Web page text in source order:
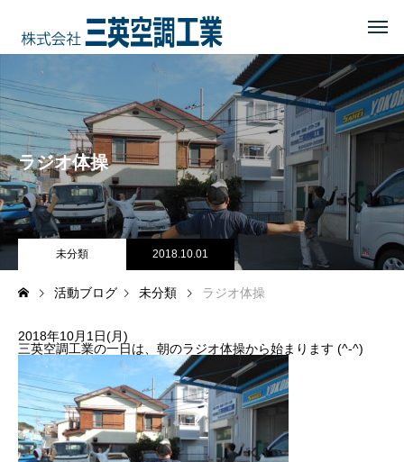
HOME トップページ
COMPANY 会社を知る
事業内容
会社概要・沿革・所在地
経営理念
ブログ
CSR 地域に貢献する
地域貢献企業
健康経営
ラジオ体操
未分類 2018.10.01
活動ブログ 未分類 ラジオ体操
2018年10月1日(月)
三英空調工業の一日は、朝のラジオ体操から始まります (^-^)